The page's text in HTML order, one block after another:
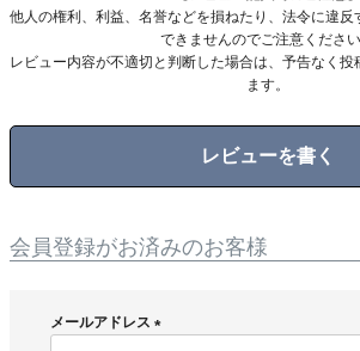
他人の権利、利益、名誉などを損ねたり、法令に違反
できませんのでご注意ください
レビュー内容が不適切と判断した場合は、予告なく
ます。
レビューを書く
会員登録がお済みのお客様
メールアドレス